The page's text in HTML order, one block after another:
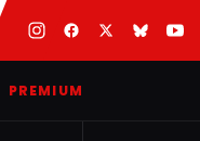
PREMIUM